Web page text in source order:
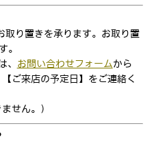
取り置きを承ります。お取り置
。
、 お問い合わせフォーム から
ご来店の予定日】をご連絡く
せん。）